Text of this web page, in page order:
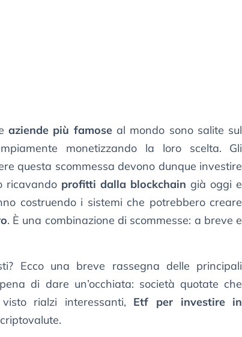
aziende più famoseal mondo sono salite sul
monetizzando la loro scelta. Gli
questa scommessa devono dunque investire
ricavando profitti dalla blockchain già oggi e
costruendo i sistemi che potrebbero creare
. È una combinazione di scommesse: a breve e
Ecco una breve rassegna delle principali
di dare un’occhiata: società quotate che
rialzi interessanti, Etf per investire in